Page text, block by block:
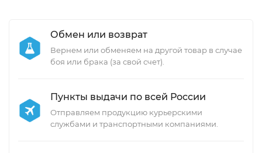
Обмен или возврат
Вернем или обменяем на другой товар в случае
боя или брака (за свой счет).
Пункты выдачи по всей России
Отправляем продукцию курьерскими
службами и транспортными компаниями.